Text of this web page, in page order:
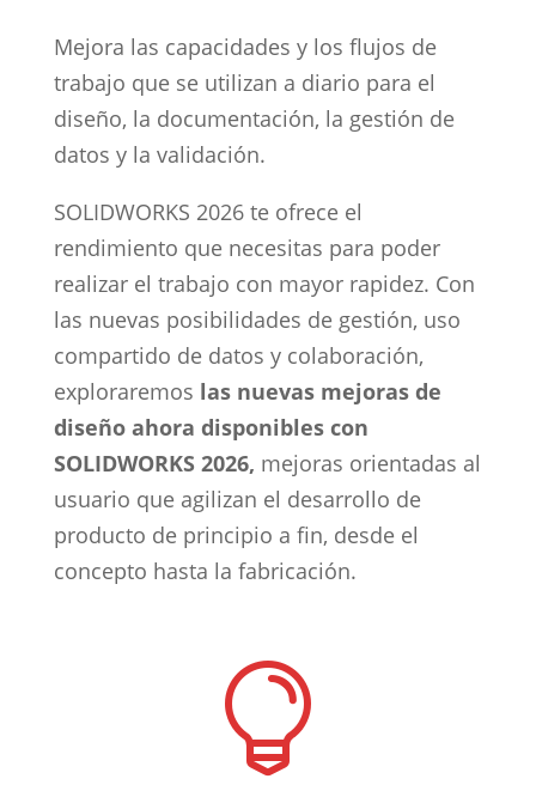
Mejora las capacidades y los flujos de
trabajo que se utilizan a diario para el
diseño, la documentación, la gestión de
datos y la validación.
SOLIDWORKS 2026 te ofrece el
rendimiento que necesitas para poder
realizar el trabajo con mayor rapidez. Con
las nuevas posibilidades de gestión, uso
compartido de datos y colaboración,
exploraremos las nuevas mejoras de
diseño ahora disponibles con
SOLIDWORKS 2026, mejoras orientadas al
usuario que agilizan el desarrollo de
producto de principio a fin, desde el
concepto hasta la fabricación.
